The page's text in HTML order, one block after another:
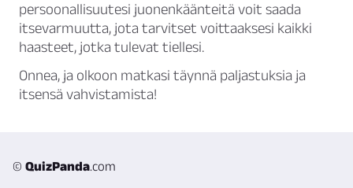
persoonallisuutesi juonenkäänteitä voit saada
itsevarmuutta, jota tarvitset voittaaksesi kaikki
haasteet, jotka tulevat tiellesi.
Onnea, ja olkoon matkasi täynnä paljastuksia ja
itsensä vahvistamista!
© QuizPanda.com